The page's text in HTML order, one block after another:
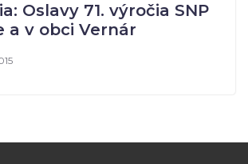
Oslavy 71. výročia SNP
a v obci Vernár